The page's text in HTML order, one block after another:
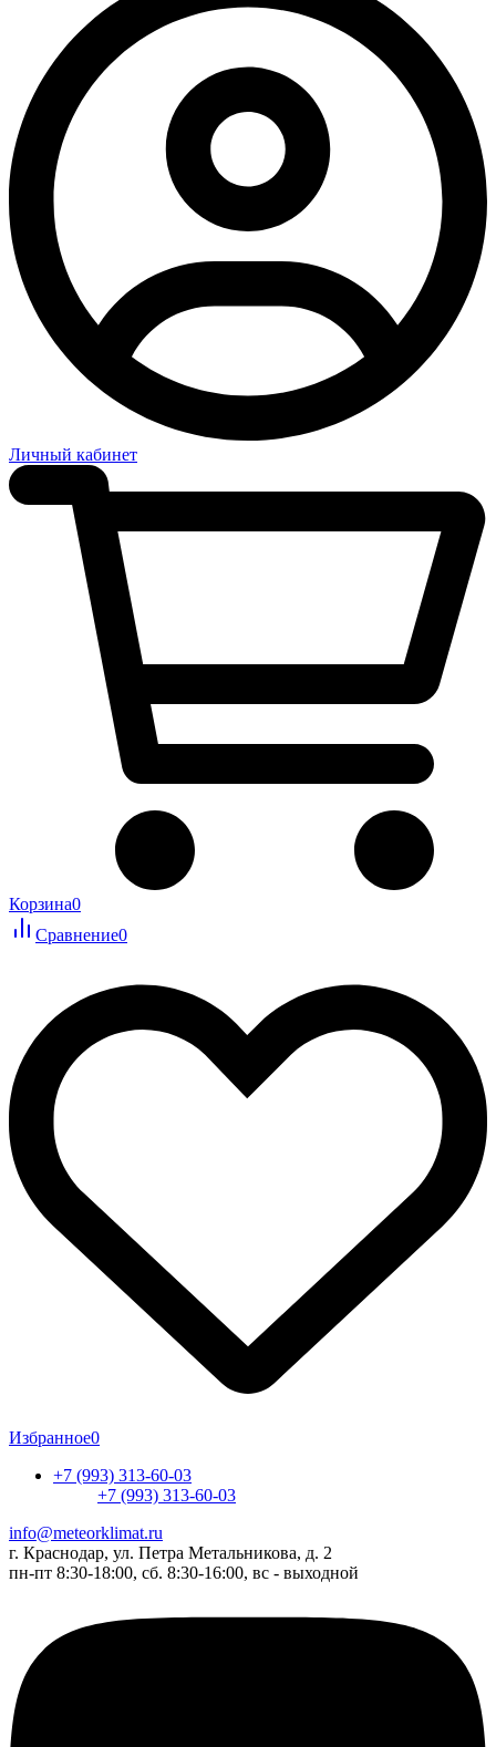
Личный кабинет
Корзина0
Сравнение0
Избранное0
+7 (993) 313-60-03
+7 (993) 313-60-03
info@meteorklimat.ru
г. Краснодар, ул. Петра Метальникова, д. 2
пн-пт 8:30-18:00, сб. 8:30-16:00, вс - выходной